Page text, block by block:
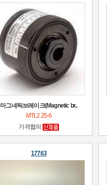
마그네틱브레이크(Magnetic br..
MTL2.25-6
가격협의
17763